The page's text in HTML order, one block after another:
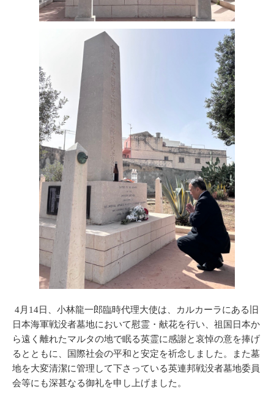
4月14日、小林龍一郎臨時代理大使は、カルカーラにある旧
日本海軍戦没者墓地において慰霊・献花を行い、祖国日本か
ら遠く離れたマルタの地で眠る英霊に感謝と哀悼の意を捧げ
るとともに、国際社会の平和と安定を祈念しました。また墓
地を大変清潔に管理して下さっている英連邦戦没者墓地委員
会等にも深甚なる御礼を申し上げました。